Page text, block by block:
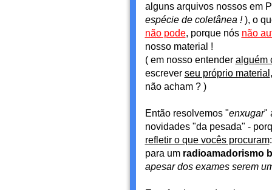
alguns arquivos nossos em
espécie de coletânea !), o
não pode, porque nós não
nosso material !
( em nosso entender alguém
escrever seu próprio material
não acham ? )
Então resolvemos "enxugar"
novidades "da pesada" -
refletir o que vocês procuram
para um radioamadorismo
apesar dos exames serem